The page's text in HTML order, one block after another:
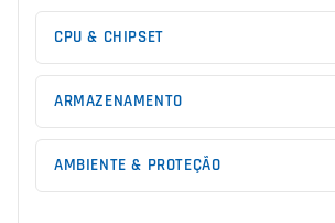
CPU & CHIPSET
ARMAZENAMENTO
AMBIENTE & PROTEÇÃO